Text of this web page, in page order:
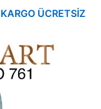
ÜCRETSIZ